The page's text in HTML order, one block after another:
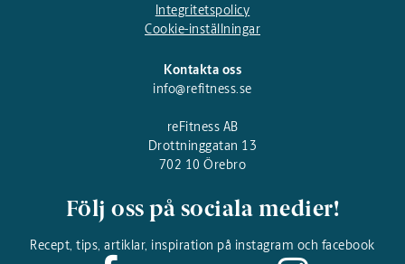
Integritetspolicy
Cookie-inställningar
Kontakta oss
info@refitness.se
reFitness AB
Drottninggatan 13
702 10 Örebro
Följ oss på sociala medier!
Recept, tips, artiklar, inspiration på instagram och facebook